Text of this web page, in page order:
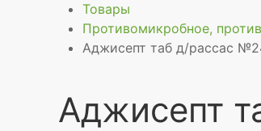
Товары
Противомикробное,
Аджисепт таб д/рассас
Аджисепт